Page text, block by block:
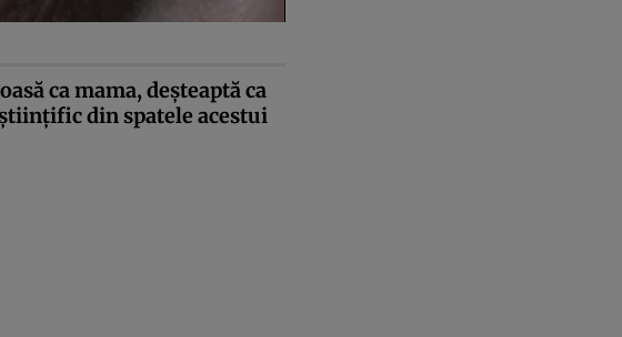
ca mama, deşteaptă ca
din spatele acestui